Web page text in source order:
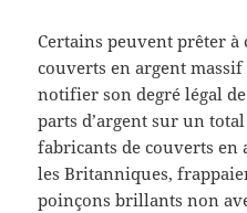
Certains peuvent prêter
couverts en argent
notifier son degré légal
parts d’argent sur un
fabricants de couverts en
les Britanniques,
poinçons brillants non